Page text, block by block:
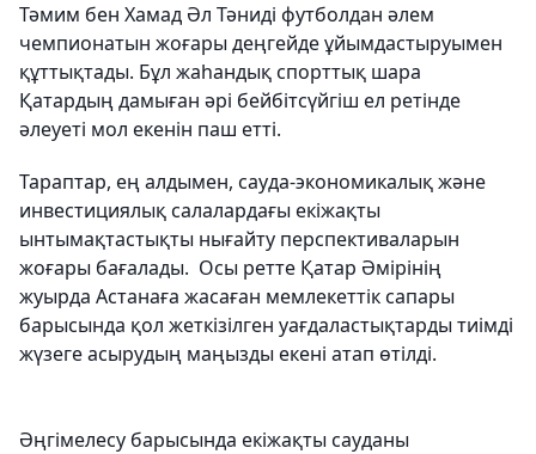
Тәмим бен Хамад Әл Тәниді футболдан әлем
чемпионатын жоғары деңгейде ұйымдастыруымен
құттықтады. Бұл жаһандық спорттық шара
Қатардың дамыған әрі бейбітсүйгіш ел ретінде
әлеуеті мол екенін паш етті.
Тараптар, ең алдымен, сауда-экономикалық және
инвестициялық салалардағы екіжақты
ынтымақтастықты нығайту перспективаларын
жоғары бағалады. Осы ретте Қатар Әмірінің
жуырда Астанаға жасаған мемлекеттік сапары
барысында қол жеткізілген уағдаластықтарды тиімді
жүзеге асырудың маңызды екені атап өтілді.
Әңгімелесу барысында екіжақты сауданы